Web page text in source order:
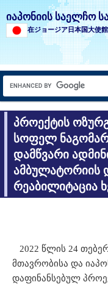
იაპონიის საელჩო
在ジョージア日本国大使館
პროექტის
სოფელ
დამწვარი
ამბულატორიის
რეაბილიტაცია
2022 წლის 24
მთავრობისა და
დაფინანსებულ